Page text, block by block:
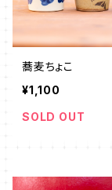
蕎麦ちょこ
¥1,100
SOLD OUT